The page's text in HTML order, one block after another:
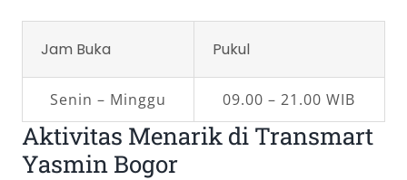
Jam Buka Pukul
Senin – Minggu 09.00 – 21.00 WIB
Aktivitas Menarik di Transmart
Yasmin Bogor